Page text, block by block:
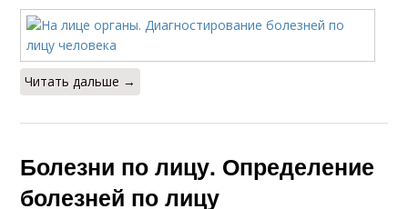
Читать дальше →
Болезни по лицу. Определение
болезней по лицу